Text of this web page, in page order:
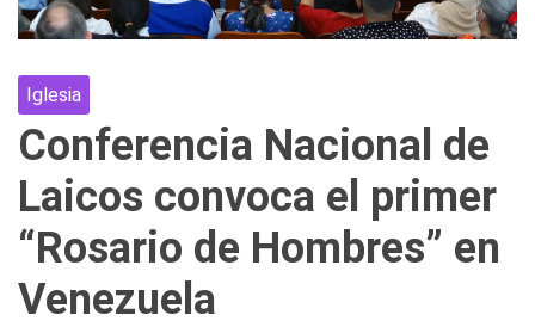
Iglesia
Conferencia Nacional de
Laicos convoca el primer
“Rosario de Hombres” en
Venezuela